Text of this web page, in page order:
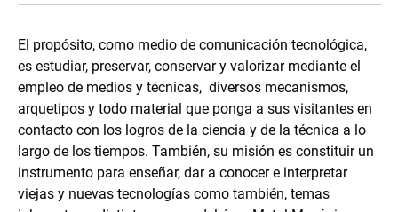
El propósito, como medio de comunicación tecnológica,
es estudiar, preservar, conservar y valorizar mediante el
empleo de medios y técnicas, diversos mecanismos,
arquetipos y todo material que ponga a sus visitantes en
contacto con los logros de la ciencia y de la técnica a lo
largo de los tiempos. También, su misión es constituir un
instrumento para enseñar, dar a conocer e interpretar
viejas y nuevas tecnologías como también, temas